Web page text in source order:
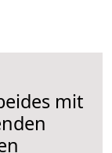
mit